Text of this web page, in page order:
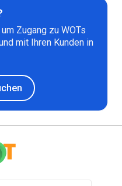
Zugang zu WOTs
mit Ihren Kunden in